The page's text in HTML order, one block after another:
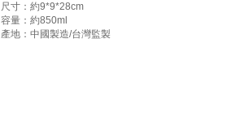
尺寸：約9*9*28cm
容量：約850ml
產地：中國製造/台灣監製